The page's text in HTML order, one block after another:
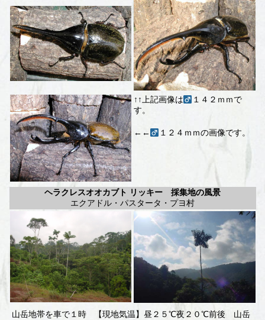
↑↑上記画像は
１４２ｍｍで
す。
←← １２４ｍｍの画像です。
ヘラクレスオオカブト リッキー 採集地の風景
エクアドル・パスタータ・プヨ村
山岳地帯を車で１時
【現地気温】昼２５℃夜２０℃前後 山岳